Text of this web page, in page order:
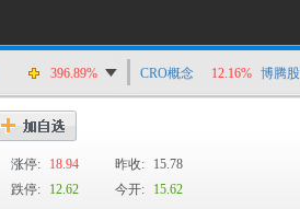
396.89% CRO概念 12.16% 博腾
涨停: 18.94 昨收:
15.78
跌停: 12.62 今开:
15.62